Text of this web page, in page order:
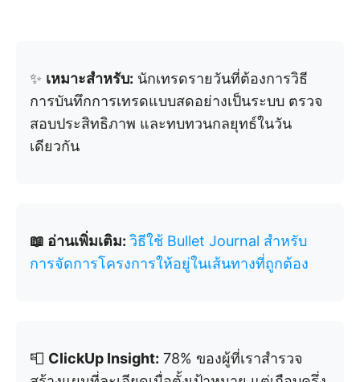
✨ เหมาะสำหรับ: นักเทรดรายวันที่ต้องการวิธี
การบันทึกการเทรดแบบสดอย่างเป็นระบบ ตรวจ
สอบประสิทธิภาพ และทบทวนกลยุทธ์ในวัน
เดียวกัน
📖 อ่านเพิ่มเติม: วิธีใช้ Bullet Journal สำหรับ
การจัดการโครงการให้อยู่ในเส้นทางที่ถูกต้อง
📮 ClickUp Insight: 78% ของผู้ที่เราสำรวจ